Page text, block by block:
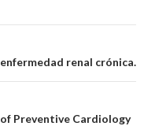
renal crónica.
Preventive Cardiology